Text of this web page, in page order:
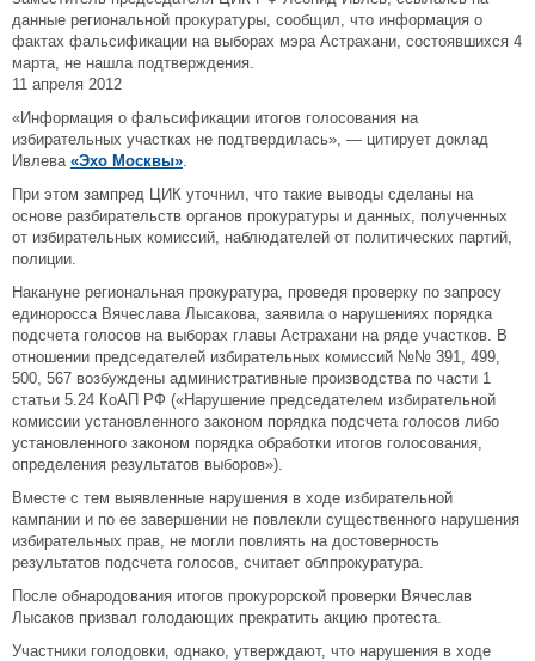
данные региональной прокуратуры, сообщил, что информация о
фактах фальсификации на выборах мэра Астрахани, состоявшихся 4
марта, не нашла подтверждения.
11 апреля 2012
«Информация о фальсификации итогов голосования на
избирательных участках не подтвердилась», — цитирует доклад
Ивлева «Эхо Москвы».
При этом зампред ЦИК уточнил, что такие выводы сделаны на
основе разбирательств органов прокуратуры и данных, полученных
от избирательных комиссий, наблюдателей от политических партий,
полиции.
Накануне региональная прокуратура, проведя проверку по запросу
единоросса Вячеслава Лысакова, заявила о нарушениях порядка
подсчета голосов на выборах главы Астрахани на ряде участков. В
отношении председателей избирательных комиссий №№ 391, 499,
500, 567 возбуждены административные производства по части 1
статьи 5.24 КоАП РФ («Нарушение председателем избирательной
комиссии установленного законом порядка подсчета голосов либо
установленного законом порядка обработки итогов голосования,
определения результатов выборов»).
Вместе с тем выявленные нарушения в ходе избирательной
кампании и по ее завершении не повлекли существенного нарушения
избирательных прав, не могли повлиять на достоверность
результатов подсчета голосов, считает облпрокуратура.
После обнародования итогов прокурорской проверки Вячеслав
Лысаков призвал голодающих прекратить акцию протеста.
Участники голодовки, однако, утверждают, что нарушения в ходе